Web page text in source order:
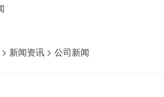
> 新闻资讯 > 公司新闻